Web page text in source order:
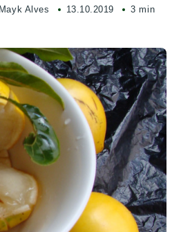
Mayk Alves 13.10.2019 3 min